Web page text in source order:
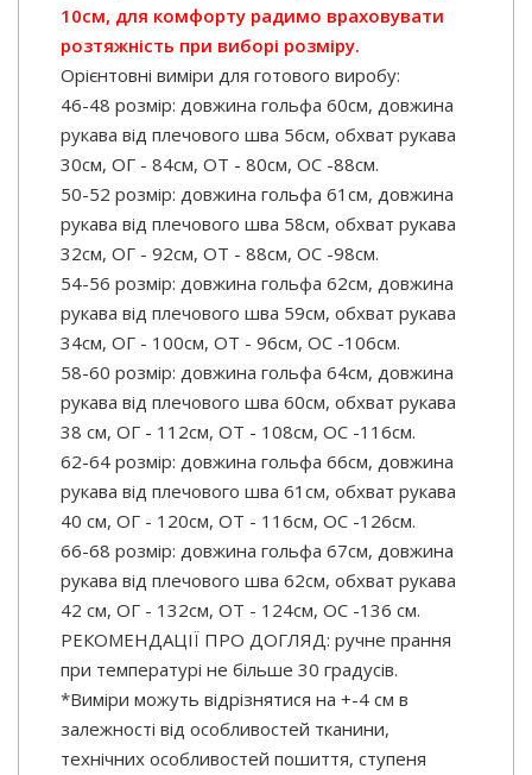
10см, для комфорту радимо враховувати
розтяжність при виборі розміру.
Орієнтовні виміри для готового виробу:
46-48 розмір: довжина гольфа 60см, довжина
рукава від плечового шва 56см, обхват рукава
30см, ОГ - 84см, ОТ - 80см, ОС -88см.
50-52 розмір: довжина гольфа 61см, довжина
рукава від плечового шва 58см, обхват рукава
32см, ОГ - 92см, ОТ - 88см, ОС -98см.
54-56 розмір: довжина гольфа 62см, довжина
рукава від плечового шва 59см, обхват рукава
34см, ОГ - 100см, ОТ - 96см, ОС -106см.
58-60 розмір: довжина гольфа 64см, довжина
рукава від плечового шва 60см, обхват рукава
38 см, ОГ - 112см, ОТ - 108см, ОС -116см.
62-64 розмір: довжина гольфа 66см, довжина
рукава від плечового шва 61см, обхват рукава
40 см, ОГ - 120см, ОТ - 116см, ОС -126см.
66-68 розмір: довжина гольфа 67см, довжина
рукава від плечового шва 62см, обхват рукава
42 см, ОГ - 132см, ОТ - 124см, ОС -136 см.
РЕКОМЕНДАЦІЇ ПРО ДОГЛЯД: ручне прання
при температурі не більше 30 градусів.
*Виміри можуть відрізнятися на +-4 см в
залежності від особливостей тканини,
технічних особливостей пошиття, ступеня